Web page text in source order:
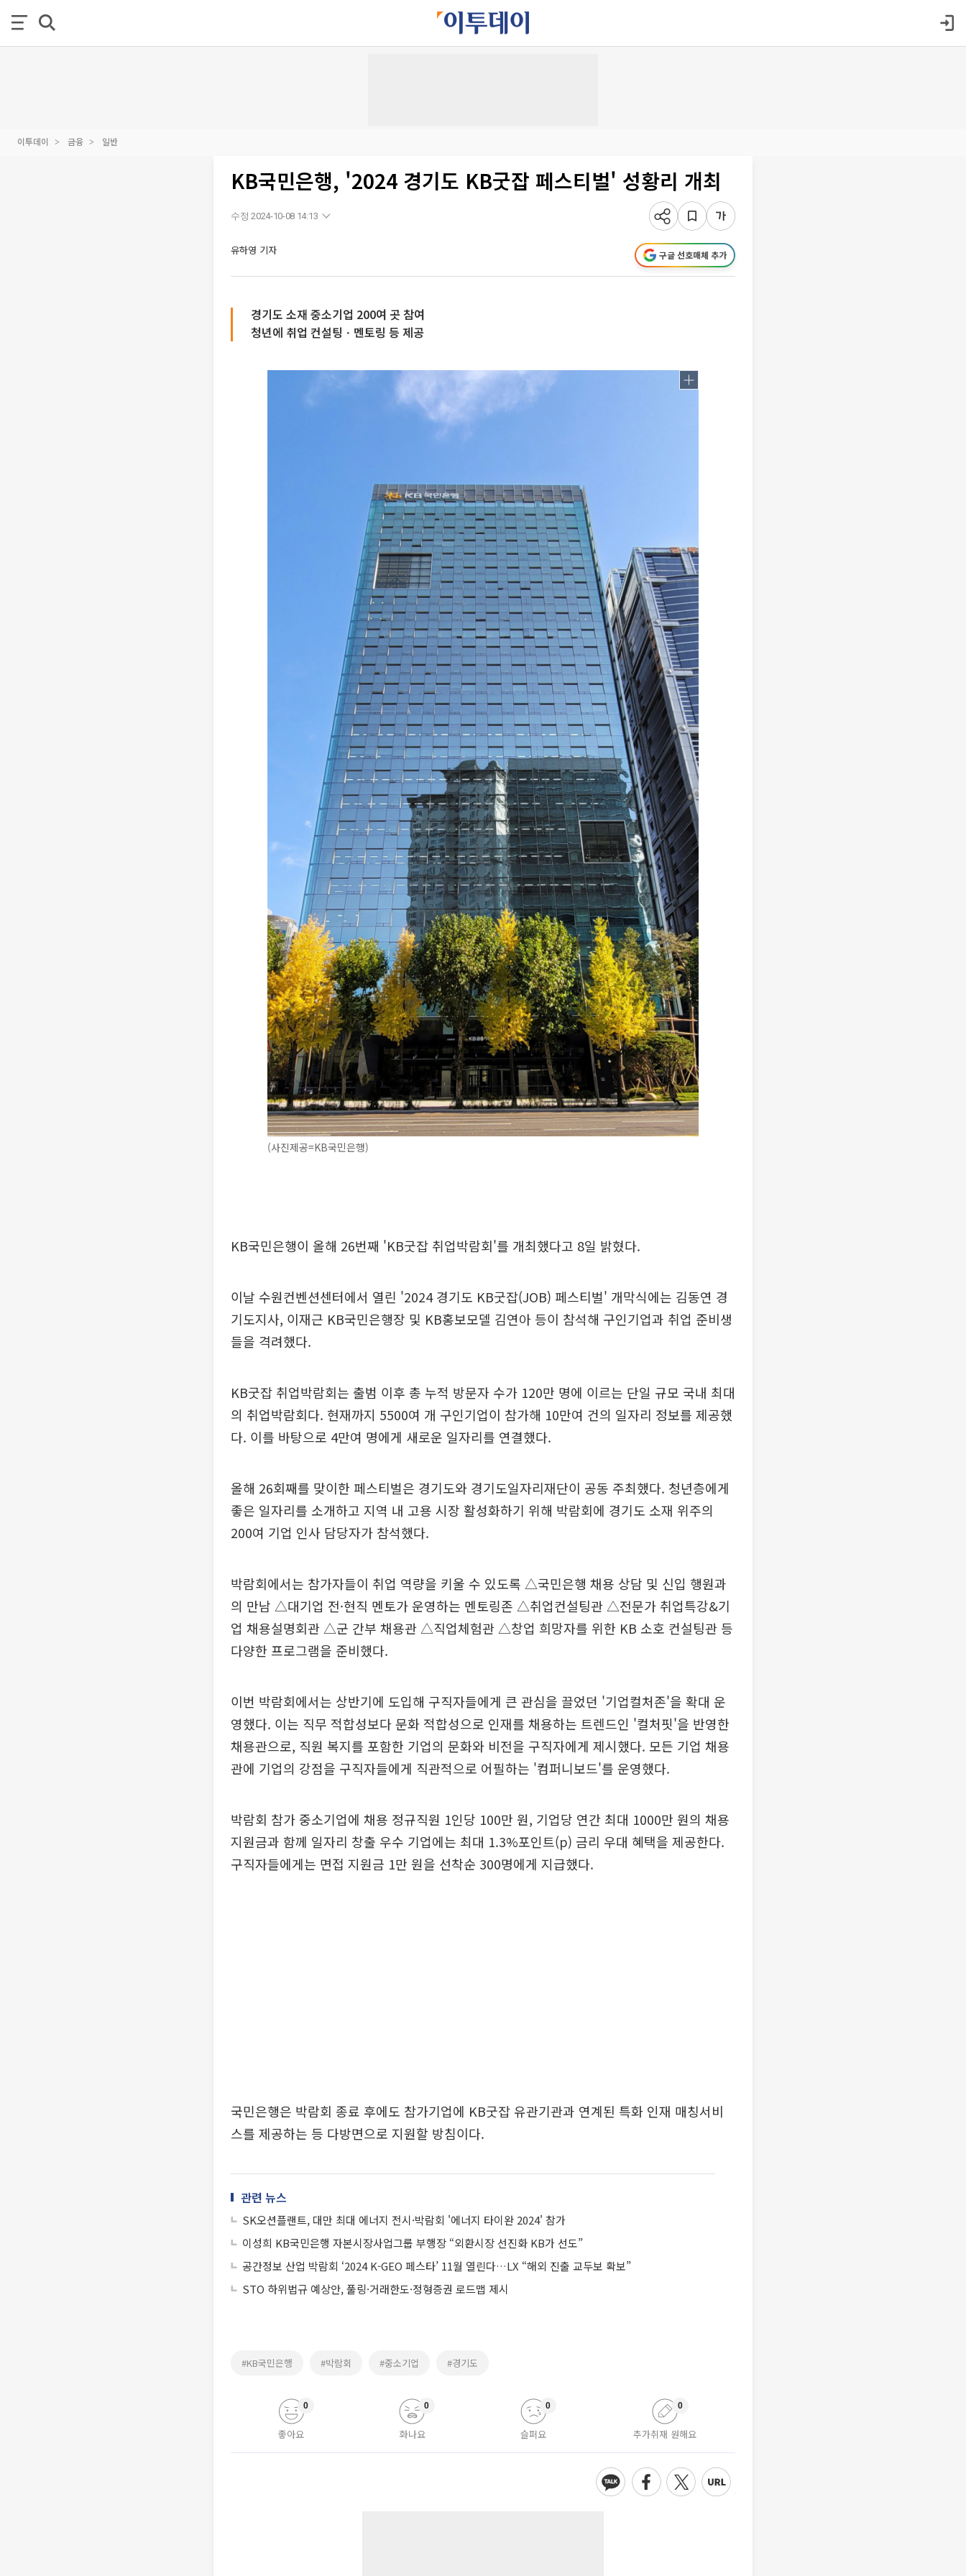
이투데이 금융 일반
KB국민은행, '2024 경기도 KB굿잡 페스티벌' 성황리 개최
수정 2024-10-08 14:13
유하영 기자 구글 선호매체 추가
경기도 소재 중소기업 200여 곳 참여
청년에 취업 컨설팅ㆍ멘토링 등 제공
(사진제공=KB국민은행)
KB국민은행이 올해 26번째 'KB굿잡 취업박람회'를 개최했다고 8일 밝혔다.
이날 수원컨벤션센터에서 열린 '2024 경기도 KB굿잡(JOB) 페스티벌' 개막식에는 김동연 경
기도지사, 이재근 KB국민은행장 및 KB홍보모델 김연아 등이 참석해 구인기업과 취업 준비생
들을 격려했다.
KB굿잡 취업박람회는 출범 이후 총 누적 방문자 수가 120만 명에 이르는 단일 규모 국내 최대
의 취업박람회다. 현재까지 5500여 개 구인기업이 참가해 10만여 건의 일자리 정보를 제공했
다. 이를 바탕으로 4만여 명에게 새로운 일자리를 연결했다.
올해 26회째를 맞이한 페스티벌은 경기도와 경기도일자리재단이 공동 주최했다. 청년층에게
좋은 일자리를 소개하고 지역 내 고용 시장 활성화하기 위해 박람회에 경기도 소재 위주의
200여 기업 인사 담당자가 참석했다.
박람회에서는 참가자들이 취업 역량을 키울 수 있도록 △국민은행 채용 상담 및 신입 행원과
의 만남 △대기업 전·현직 멘토가 운영하는 멘토링존 △취업컨설팅관 △전문가 취업특강&기
업 채용설명회관 △군 간부 채용관 △직업체험관 △창업 희망자를 위한 KB 소호 컨설팅관 등
다양한 프로그램을 준비했다.
이번 박람회에서는 상반기에 도입해 구직자들에게 큰 관심을 끌었던 '기업컬처존'을 확대 운
영했다. 이는 직무 적합성보다 문화 적합성으로 인재를 채용하는 트렌드인 '컬처핏'을 반영한
채용관으로, 직원 복지를 포함한 기업의 문화와 비전을 구직자에게 제시했다. 모든 기업 채용
관에 기업의 강점을 구직자들에게 직관적으로 어필하는 '컴퍼니보드'를 운영했다.
박람회 참가 중소기업에 채용 정규직원 1인당 100만 원, 기업당 연간 최대 1000만 원의 채용
지원금과 함께 일자리 창출 우수 기업에는 최대 1.3%포인트(p) 금리 우대 혜택을 제공한다.
구직자들에게는 면접 지원금 1만 원을 선착순 300명에게 지급했다.
국민은행은 박람회 종료 후에도 참가기업에 KB굿잡 유관기관과 연계된 특화 인재 매칭서비
스를 제공하는 등 다방면으로 지원할 방침이다.
관련 뉴스
SK오션플랜트, 대만 최대 에너지 전시·박람회 '에너지 타이완 2024' 참가
이성희 KB국민은행 자본시장사업그룹 부행장 “외환시장 선진화 KB가 선도”
공간정보 산업 박람회 ‘2024 K-GEO 페스타’ 11월 열린다…LX “해외 진출 교두보 확보”
STO 하위법규 예상안, 풀링·거래한도·정형증권 로드맵 제시
#KB국민은행 #박람회 #중소기업 #경기도
좋아요
0
화나요
0
슬퍼요
0
추가취재 원해요
0